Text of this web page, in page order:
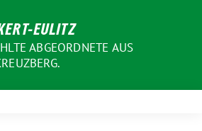
EULITZ
ABGEORDNETE AUS